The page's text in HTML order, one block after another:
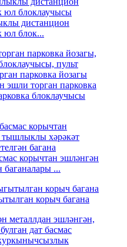
дистанцион
юл блок...
эшли торган парковка
блоклаучысы
корычтан эшләнгән
баганалары ...
корыч багана